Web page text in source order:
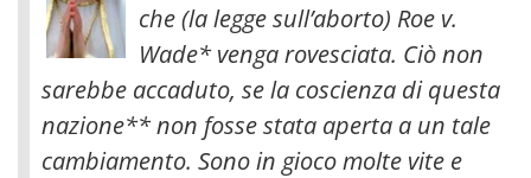
che (la legge sull’aborto) Roe v.
Wade* venga rovesciata. Ciò non
sarebbe accaduto, se la coscienza di questa
nazione** non fosse stata aperta a un tale
cambiamento. Sono in gioco molte vite e